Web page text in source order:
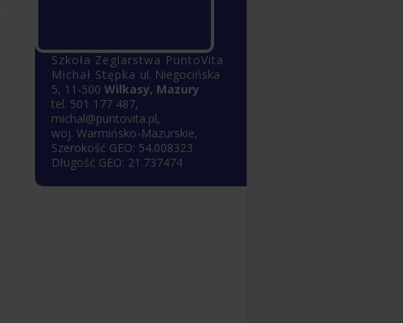
Szkoła Żeglarstwa PuntoVita
Michał Stępka ul. Niegocińska
5, 11-500 Wilkasy, Mazury
tel. 501 177 487,
michal@puntovita.pl,
woj. Warmińsko-Mazurskie,
Szerokość GEO: 54.008323
Długość GEO: 21.737474